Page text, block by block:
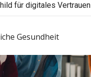
für digitales Vertrauen
Gesundheit